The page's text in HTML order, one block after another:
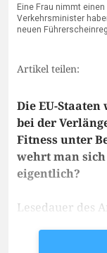
Eine Frau nimmt
Verkehrsminister
neuen
Artikel teilen:
Die EU-
bei der
Fitness unter
wehrt man
eigentlich?
Lesedauer des